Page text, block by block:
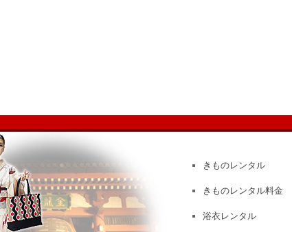
きものレンタル
きものレンタル料金
浴衣レンタル